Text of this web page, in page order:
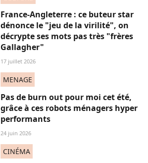
France-Angleterre : ce buteur star
dénonce le "jeu de la virilité", on
décrypte ses mots pas très "frères
Gallagher"
17 juillet 2026
MENAGE
Pas de burn out pour moi cet été,
grâce à ces robots ménagers hyper
performants
24 juin 2026
CINÉMA